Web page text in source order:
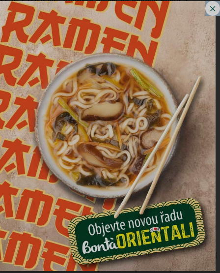
ledničky a před podáváním dobře promíchejte […]
Cous cous se zeleninou
Kuskus se zeleninou, čerstvé hotové jídlo inspirované
středomořskými chutěmi. Kuskus se snoubí se směsí
zeleniny a vytváří tak barevný a chutný recept, ideální pro
rychlý oběd. Lze ho konzumovat jak studený, tak teplý.
KONZUMUJTE STUDENÝ: Před konzumací vyndejte balení
na několik minut z ledničky a dobře promíchejte.